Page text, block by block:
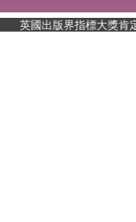
英國出版界指標大獎肯定！